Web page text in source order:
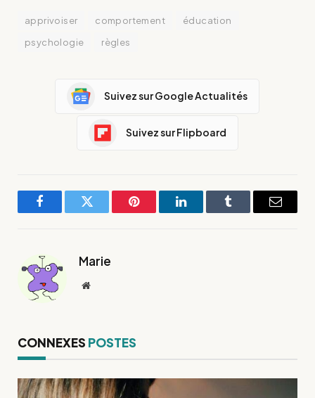
apprivoiser comportement
éducation
psychologie
règles
Suivez sur Google Actualités
Suivez sur Flipboard
FacebookTwitter Pinterest LinkedInTumblr
E-
Marie
Site
CONNEXES POSTES